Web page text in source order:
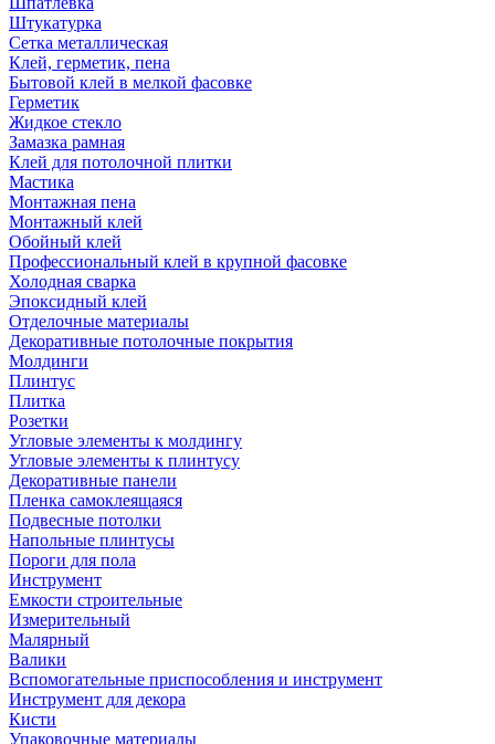
Штукатурка
Сетка металлическая
Клей, герметик, пена
Бытовой клей в мелкой фасовке
Герметик
Жидкое стекло
Замазка рамная
Клей для потолочной плитки
Мастика
Монтажная пена
Монтажный клей
Обойный клей
Профессиональный клей в крупной фасовке
Холодная сварка
Эпоксидный клей
Отделочные материалы
Декоративные потолочные покрытия
Молдинги
Плинтус
Плитка
Розетки
Угловые элементы к молдингу
Угловые элементы к плинтусу
Декоративные панели
Пленка самоклеящаяся
Подвесные потолки
Напольные плинтусы
Пороги для пола
Инструмент
Емкости строительные
Измерительный
Малярный
Валики
Вспомогательные приспособления и инструмент
Инструмент для декора
Кисти
Упаковочные материалы